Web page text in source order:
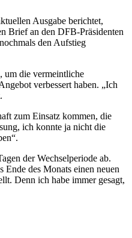
Ausgabe berichtet,
Brief an den DFB-Präsidenten
den Aufstieg
um die vermeintliche
verbessert haben. „Ich
zum Einsatz kommen, die
ich konnte ja nicht die
der Wechselperiode ab.
des Monats einen neuen
Denn ich habe immer gesagt,